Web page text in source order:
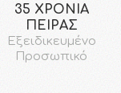
35 ΧΡΟΝΙΑ
ΠΕΙΡΑΣ
Εξειδικευμένο
Προσωπικό